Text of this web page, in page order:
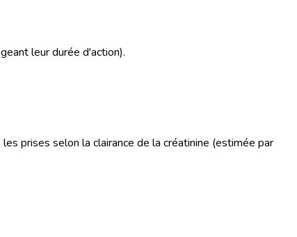
leur durée d'action).
prises selon la clairance de la créatinine (estimée par